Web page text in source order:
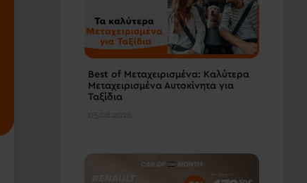
Best of Μεταχειρισμένα: Καλύτερα
Μεταχειρισμένα Αυτοκίνητα για
Ταξίδια
05.08.2026